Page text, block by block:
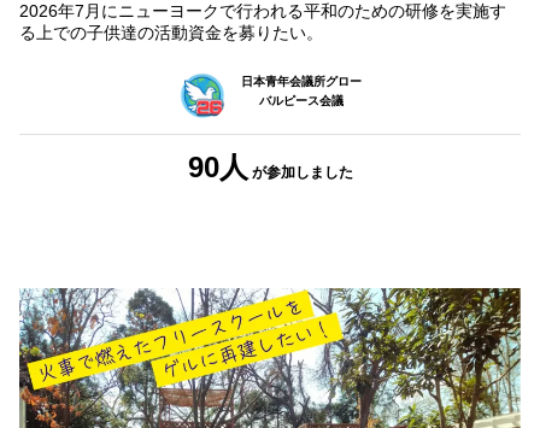
2026年7月にニューヨークで行われる平和のための研修を実施す
る上での子供達の活動資金を募りたい。
日本青年会議所グロー
バルピース会議
90人 が参加しました